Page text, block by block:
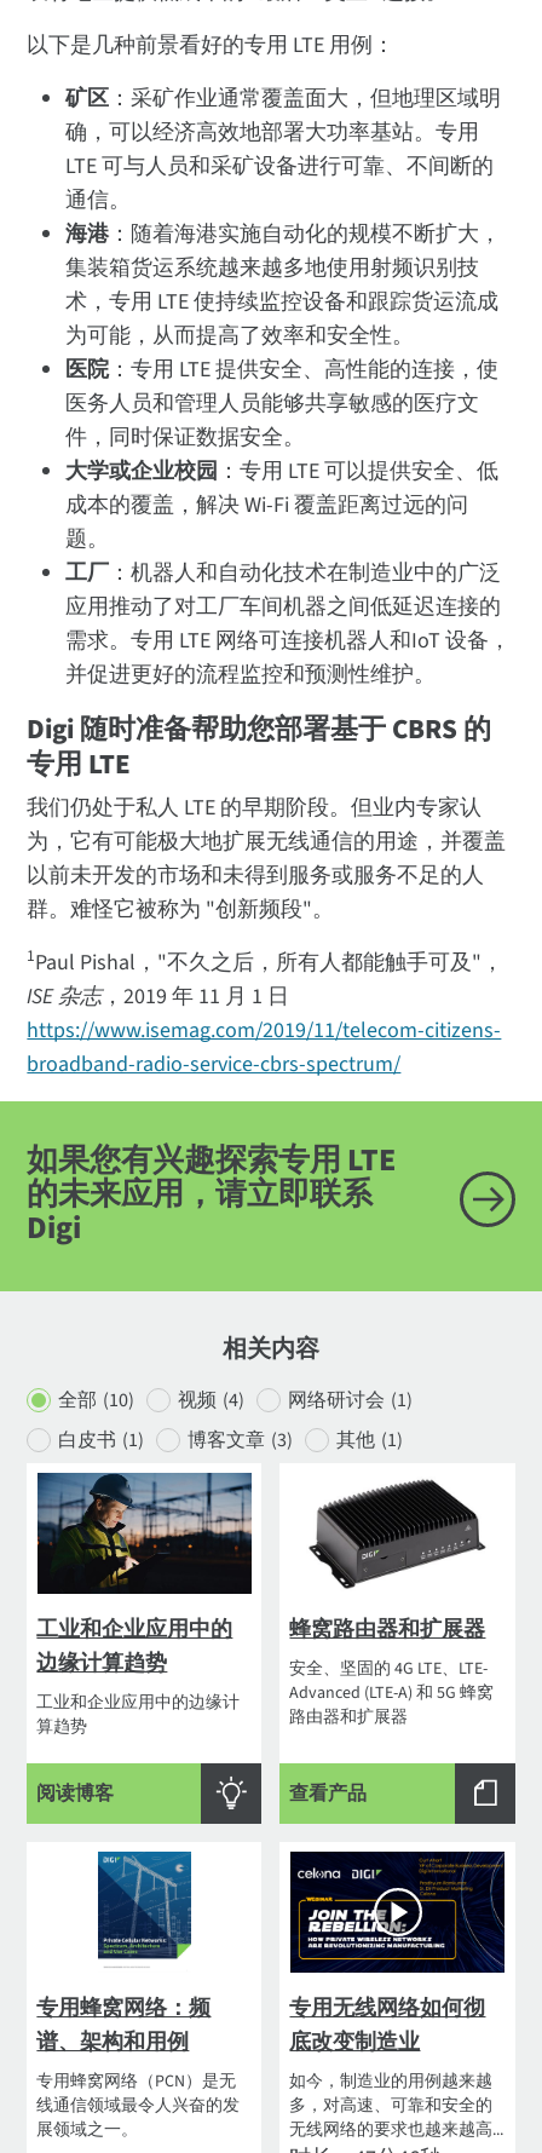
以下是几种前景看好的专用 LTE 用例：
矿区 ：采矿作业通常覆盖面大，但地理区域明
确，可以经济高效地部署大功率基站。专用
LTE 可与人员和采矿设备进行可靠、不间断的
通信。
海港 ：随着海港实施自动化的规模不断扩大，
集装箱货运系统越来越多地使用射频识别技
术，专用 LTE 使持续监控设备和跟踪货运流成
为可能，从而提高了效率和安全性。
医院：专用 LTE 提供安全、高性能的连接，使
医务人员和管理人员能够共享敏感的医疗文
件，同时保证数据安全。
大学或企业校园 ：专用 LTE 可以提供安全、低
成本的覆盖，解决 Wi-Fi 覆盖距离过远的问
题。
工厂 ：机器人和自动化技术在制造业中的广泛
应用推动了对工厂车间机器之间低延迟连接的
需求。专用 LTE 网络可连接机器人和IoT 设备，
并促进更好的流程监控和预测性维护。
Digi 随时准备帮助您部署基于 CBRS 的
专用 LTE
我们仍处于私人 LTE 的早期阶段。但业内专家认
为，它有可能极大地扩展无线通信的用途，并覆盖
以前未开发的市场和未得到服务或服务不足的人
群。难怪它被称为 "创新频段"。
1Paul Pishal，"不久之后，所有人都能触手可及"，
ISE 杂志，2019 年 11 月 1 日
https://www.isemag.com/2019/11/telecom-citizens-
broadband-radio-service-cbrs-spectrum/
如果您有兴趣探索专用 LTE
的未来应用，请立即联系
Digi
相关内容
全部 (10) 视频 (4) 网络研讨会 (1)
白皮书 (1) 博客文章 (3) 其他 (1)
工业和企业应用中的
边缘计算趋势
工业和企业应用中的边缘计
算趋势
阅读博客
蜂窝路由器和扩展器
安全、坚固的 4G LTE、LTE-
Advanced (LTE-A) 和 5G 蜂窝
路由器和扩展器
查看产品
专用蜂窝网络：频
谱、架构和用例
专用蜂窝网络（PCN）是无
线通信领域最令人兴奋的发
展领域之一。
专用无线网络如何彻
底改变制造业
如今，制造业的用例越来越
多，对高速、可靠和安全的
无线网络的要求也越来越高...